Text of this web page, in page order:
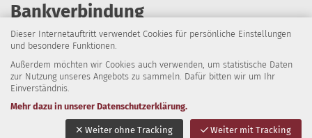
Dieser Internetauftritt verwendet Cookies für persönliche Einstellungen
und besondere Funktionen.
Außerdem möchten wir Cookies auch verwenden, um statistische Daten
zur Nutzung unseres Angebots zu sammeln. Dafür bitten wir um Ihr
Einverständnis.
Mehr dazu in unserer Datenschutzerklärung.
Weiter ohne Tracking Weiter mit Tracking
Bankverbindung
Harzsparkasse
IBAN: DE64 8105 2000 0320 1838 07
BIC: NOLADE21HRZ
Impressum Datenschutz Barrierefreiheit